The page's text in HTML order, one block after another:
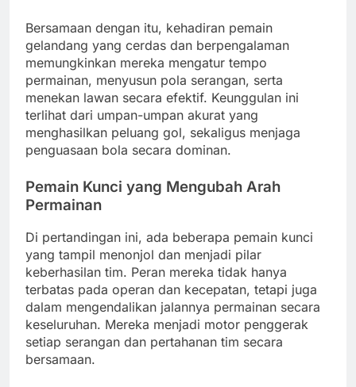
Bersamaan dengan itu, kehadiran pemain
gelandang yang cerdas dan berpengalaman
memungkinkan mereka mengatur tempo
permainan, menyusun pola serangan, serta
menekan lawan secara efektif. Keunggulan ini
terlihat dari umpan-umpan akurat yang
menghasilkan peluang gol, sekaligus menjaga
penguasaan bola secara dominan.
Pemain Kunci yang Mengubah Arah
Permainan
Di pertandingan ini, ada beberapa pemain kunci
yang tampil menonjol dan menjadi pilar
keberhasilan tim. Peran mereka tidak hanya
terbatas pada operan dan kecepatan, tetapi juga
dalam mengendalikan jalannya permainan secara
keseluruhan. Mereka menjadi motor penggerak
setiap serangan dan pertahanan tim secara
bersamaan.